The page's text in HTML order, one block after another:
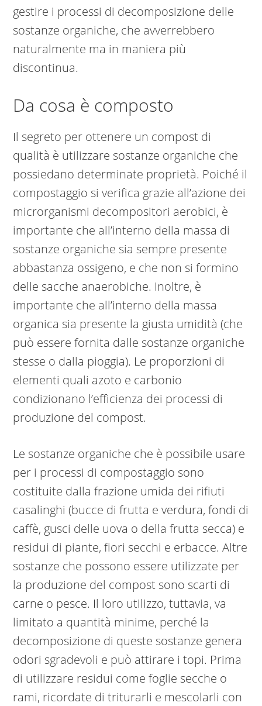
gestire i processi di decomposizione delle
sostanze organiche, che avverrebbero
naturalmente ma in maniera più
discontinua.
Da cosa è composto
Il segreto per ottenere un compost di
qualità è utilizzare sostanze organiche che
possiedano determinate proprietà. Poiché il
compostaggio si verifica grazie all’azione dei
microrganismi decompositori aerobici, è
importante che all’interno della massa di
sostanze organiche sia sempre presente
abbastanza ossigeno, e che non si formino
delle sacche anaerobiche. Inoltre, è
importante che all’interno della massa
organica sia presente la giusta umidità (che
può essere fornita dalle sostanze organiche
stesse o dalla pioggia). Le proporzioni di
elementi quali azoto e carbonio
condizionano l’efficienza dei processi di
produzione del compost.
Le sostanze organiche che è possibile usare
per i processi di compostaggio sono
costituite dalla frazione umida dei rifiuti
casalinghi (bucce di frutta e verdura, fondi di
caffè, gusci delle uova o della frutta secca) e
residui di piante, fiori secchi e erbacce. Altre
sostanze che possono essere utilizzate per
la produzione del compost sono scarti di
carne o pesce. Il loro utilizzo, tuttavia, va
limitato a quantità minime, perché la
decomposizione di queste sostanze genera
odori sgradevoli e può attirare i topi. Prima
di utilizzare residui come foglie secche o
rami, ricordate di triturarli e mescolarli con